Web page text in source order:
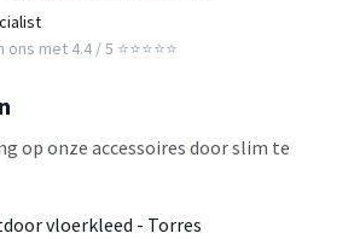
met 4.4 / 5 ⭐⭐⭐⭐⭐
op onze accessoires door slim te
vloerkleed - Torres